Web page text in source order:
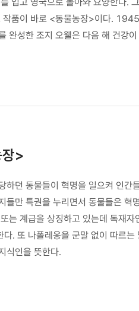
작품이 바로 <동물농장>이다.
완성한 조지 오웰은 다음 해 건강
>
하던 동물들이 혁명을 일으켜 인간
들만 특권을 누리면서 동물들은 혁
는 계급을 상징하고 있는데 독재
다. 또 나폴레옹을 군말 없이 따르
식인을 뜻한다.